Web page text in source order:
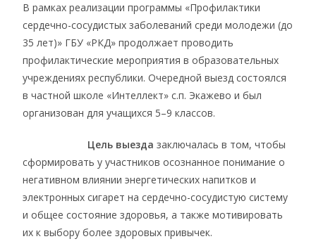
В рамках реализации программы «Профилактики
сердечно-сосудистых заболеваний среди молодежи (до
35 лет)» ГБУ «РКД» продолжает проводить
профилактические мероприятия в образовательных
учреждениях республики. Очередной выезд состоялся
в частной школе «Интеллект» с.п. Экажево и был
организован для учащихся 5–9 классов.
Цель выезда заключалась в том, чтобы
сформировать у участников осознанное понимание о
негативном влиянии энергетических напитков и
электронных сигарет на сердечно-сосудистую систему
и общее состояние здоровья, а также мотивировать
их к выбору более здоровых привычек.